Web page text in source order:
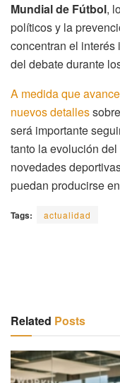
Mundial de Fútbol,
políticos y la
concentran el interés
del debate durante
A medida que
nuevos detalles
será importante
tanto la evolución
novedades
puedan producirse
Tags: actualidad
Related Posts